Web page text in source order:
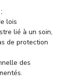
lois
lié à un soin,
de protection
des